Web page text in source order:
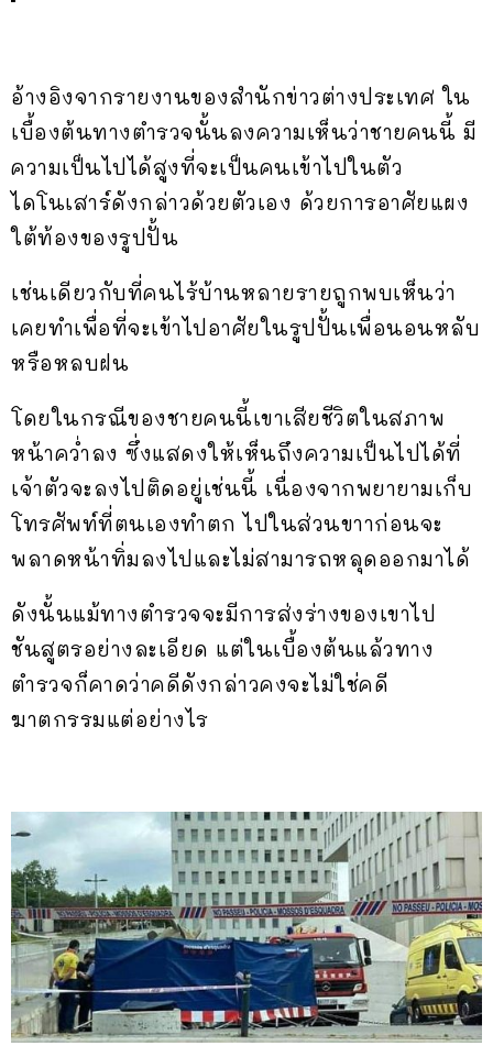
อ้างอิงจากรายงานของสำนักข่าวต่างประเทศ ใน
เบื้องต้นทางตำรวจนั้นลงความเห็นว่าชายคนนี้ มี
ความเป็นไปได้สูงที่จะเป็นคนเข้าไปในตัว
ไดโนเสาร์ดังกล่าวด้วยตัวเอง ด้วยการอาศัยแผง
ใต้ท้องของรูปปั้น
เช่นเดียวกับที่คนไร้บ้านหลายรายถูกพบเห็นว่า
เคยทำเพื่อที่จะเข้าไปอาศัยในรูปปั้นเพื่อนอนหลับ
หรือหลบฝน
โดยในกรณีของชายคนนี้เขาเสียชีวิตในสภาพ
หน้าคว่ำลง ซึ่งแสดงให้เห็นถึงความเป็นไปได้ที่
เจ้าตัวจะลงไปติดอยู่เช่นนี้ เนื่องจากพยายามเก็บ
โทรศัพท์ที่ตนเองทำตก ไปในส่วนขาาก่อนจะ
พลาดหน้าทิ่มลงไปและไม่สามารถหลุดออกมาได้
ดังนั้นแม้ทางตำรวจจะมีการส่งร่างของเขาไป
ชันสูตรอย่างละเอียด แต่ในเบื้องต้นแล้วทาง
ตำรวจก็คาดว่าคดีดังกล่าวคงจะไม่ใช่คดี
ฆาตกรรมแต่อย่างไร